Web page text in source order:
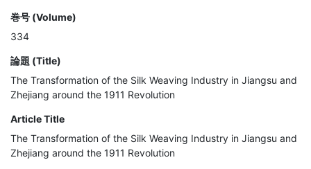
巻号 (Volume)
334
論題 (Title)
The Transformation of the Silk Weaving Industry in Jiangsu and
Zhejiang around the 1911 Revolution
Article Title
The Transformation of the Silk Weaving Industry in Jiangsu and
Zhejiang around the 1911 Revolution